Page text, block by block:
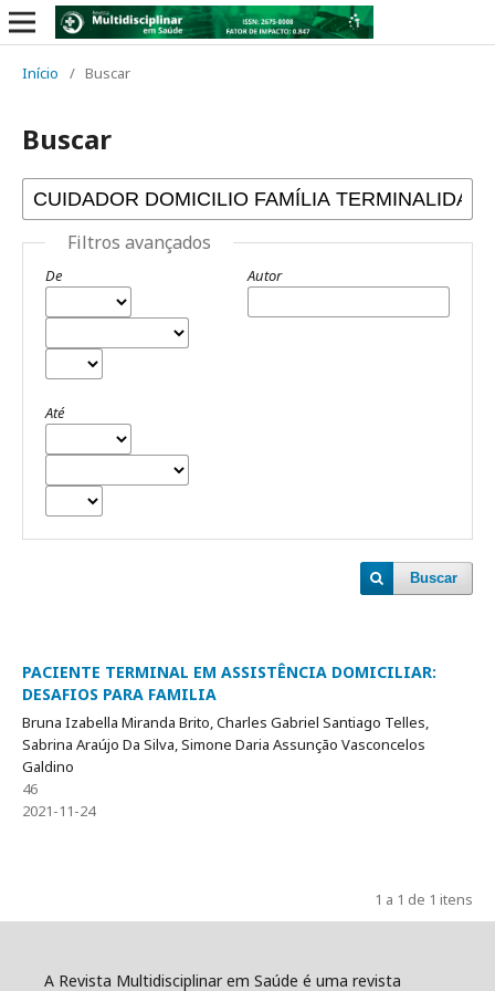
Início / Buscar
Buscar
Filtros avançados
De
Até
Autor
Buscar
PACIENTE TERMINAL EM ASSISTÊNCIA DOMICILIAR:
DESAFIOS PARA FAMILIA
Bruna Izabella Miranda Brito, Charles Gabriel Santiago Telles,
Sabrina Araújo Da Silva, Simone Daria Assunção Vasconcelos
Galdino
46
2021-11-24
1 a 1 de 1 itens
A Revista Multidisciplinar em Saúde é uma revista